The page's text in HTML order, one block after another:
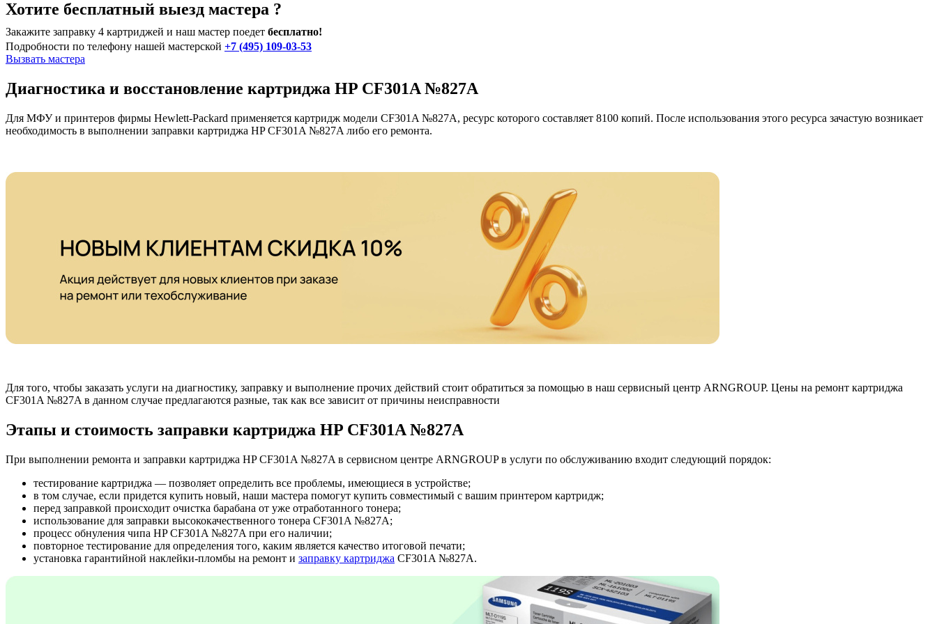
Хотите бесплатный выезд мастера ?
Закажите заправку 4 картриджей и наш мастер поедет бесплатно!
Подробности по телефону нашей мастерской +7 (495) 109-03-53
Вызвать мастера
Диагностика и восстановление картриджа HP CF301A №827A
Для МФУ и принтеров фирмы Hewlett-Packard применяется картридж модели CF301A №827A, ресурс которого составляет 8100 копий. После использования этого ресурса зачастую возникает
необходимость в выполнении заправки картриджа HP CF301A №827A либо его ремонта.
Для того, чтобы заказать услуги на диагностику, заправку и выполнение прочих действий стоит обратиться за помощью в наш сервисный центр ARNGROUP. Цены на ремонт картриджа
CF301A №827A в данном случае предлагаются разные, так как все зависит от причины неисправности
Этапы и стоимость заправки картриджа HP CF301A №827A
При выполнении ремонта и заправки картриджа HP CF301A №827A в сервисном центре ARNGROUP в услуги по обслуживанию входит следующий порядок:
тестирование картриджа — позволяет определить все проблемы, имеющиеся в устройстве;
в том случае, если придется купить новый, наши мастера помогут купить совместимый с вашим принтером картридж;
перед заправкой происходит очистка барабана от уже отработанного тонера;
использование для заправки высококачественного тонера CF301A №827A;
процесс обнуления чипа HP CF301A №827A при его наличии;
повторное тестирование для определения того, каким является качество итоговой печати;
установка гарантийной наклейки-пломбы на ремонт и заправку картриджа CF301A №827A.